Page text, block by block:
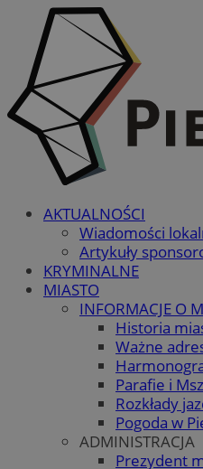
AKTUALNOŚCI
Wiadomości
Artykuły
KRYMINALNE
MIASTO
INFORMACJE O
Historia
Ważne
Parafie i
Rozkłady
Pogoda w
ADMINISTRACJA
Prezydent